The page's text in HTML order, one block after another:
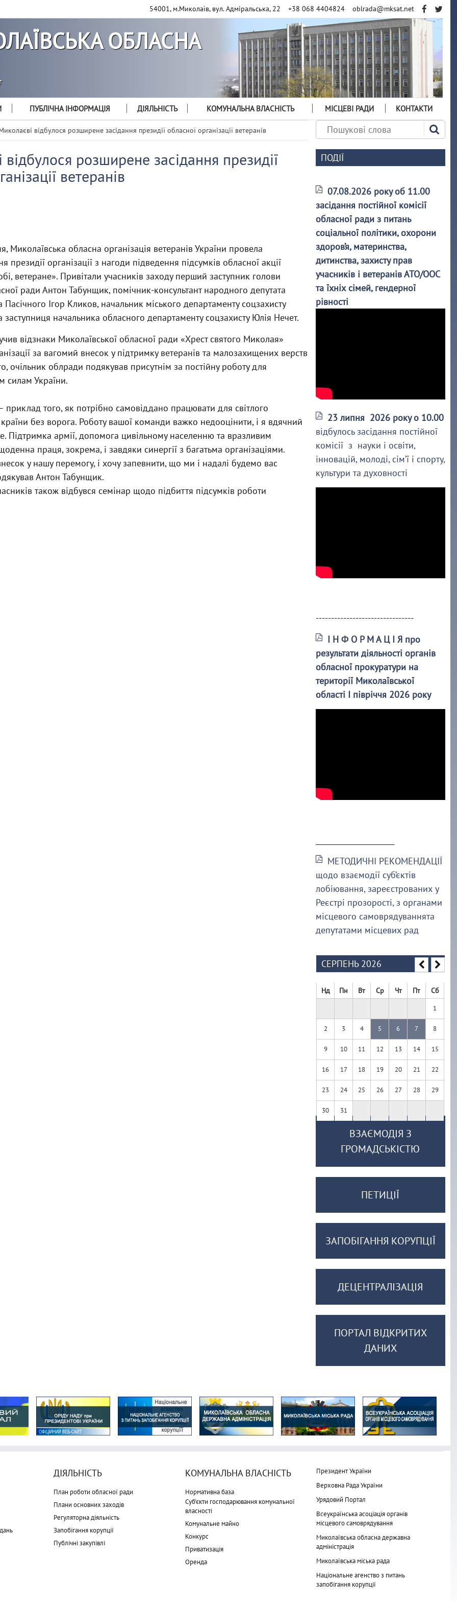
54001, м.Миколаїв, вул. Адміральська, 22 +38 068 4404824 oblrada@mksat.net
ОБЛАСНА
ПУБЛІЧНА ІНФОРМАЦІЯ ДІЯЛЬНІСТЬ КОМУНАЛЬНА ВЛАСНІСТЬ МІСЦЕВІ РАДИ КОНТАКТИ
відбулося розширене засідання президії обласної організації ветеранів
розширене засідання президії
ветеранів
Миколаївська обласна організація ветеранів України провела
президії організації з нагоди підведення підсумків обласної акції
ветеране». Привітали учасників заходу перший заступник голови
ради Антон Табунщик, помічник-консультант народного депутата
Ігор Кликов, начальник міського департаменту соцзахисту
заступниця начальника обласного департаменту соцзахисту Юлія Нечет.
відзнаки Миколаївської обласної ради «Хрест святого Миколая»
за вагомий внесок у підтримку ветеранів та малозахищених верств
очільник облради подякував присутнім за постійну роботу для
силам України.
приклад того, як потрібно самовіддано працювати для світлого
без ворога. Роботу вашої команди важко недооцінити, і я вдячний
Підтримка армії, допомога цивільному населенню та вразливим
праця, зокрема, і завдяки синергії з багатьма організаціями.
у нашу перемогу, і хочу запевнити, що ми і надалі будемо вас
Антон Табунщик.
також відбувся семінар щодо підбиття підсумків роботи
ПОДІЇ
07.08.2026 року об 11.00
засідання постійної комісії
обласної ради з питань
соціальної політики, охорони
здоров’я, материнства,
дитинства, захисту прав
учасників і ветеранів АТО/ООС
та їхніх сімей, гендерної
рівності
23 липня 2026 року о 10.00
відбулось засідання постійної
комісії з науки і освіти,
інновацій, молоді, сім’ї і спорту,
культури та духовності
--------------------------------
І Н Ф О Р М А Ц І Я про
результати діяльності органів
обласної прокуратури на
території Миколаївської
області І півріччя 2026 року
МЕТОДИЧНІ РЕКОМЕНДАЦІЇ
щодо взаємодії суб’єктів
лобіювання, зареєстрованих у
Реєстрі прозорості, з органами
місцевого самоврядуваннята
депутатами місцевих рад
СЕРПЕНЬ 2026
Нд Пн Вт Ср Чт Пт Сб
1
2 3 4 5 6 7 8
9 10 11 12 13 14 15
16 17 18 19 20 21 22
23 24 25 26 27 28 29
30 31
ВЗАЄМОДІЯ З
ГРОМАДСЬКІСТЮ
ПЕТИЦІЇ
ЗАПОБІГАННЯ КОРУПЦІЇ
ДЕЦЕНТРАЛІЗАЦІЯ
ПОРТАЛ ВІДКРИТИХ
ДАНИХ
ДІЯЛЬНІСТЬ
План роботи обласної ради
Плани основних заходів
Регуляторна діяльність
Запобігання корупції
Публічні закупівлі
КОМУНАЛЬНА ВЛАСНІСТЬ
Нормативна база
Суб'єкти господарювання комунальної
власності
Комунальне майно
Конкурс
Приватизація
Оренда
Президент України
Верховна Рада України
Урядовий Портал
Всеукраїнська асоціація органів
місцевого самоврядування
Миколаївська обласна державна
адміністрація
Миколаївська міська рада
Національне агенство з питань
запобігання корупції